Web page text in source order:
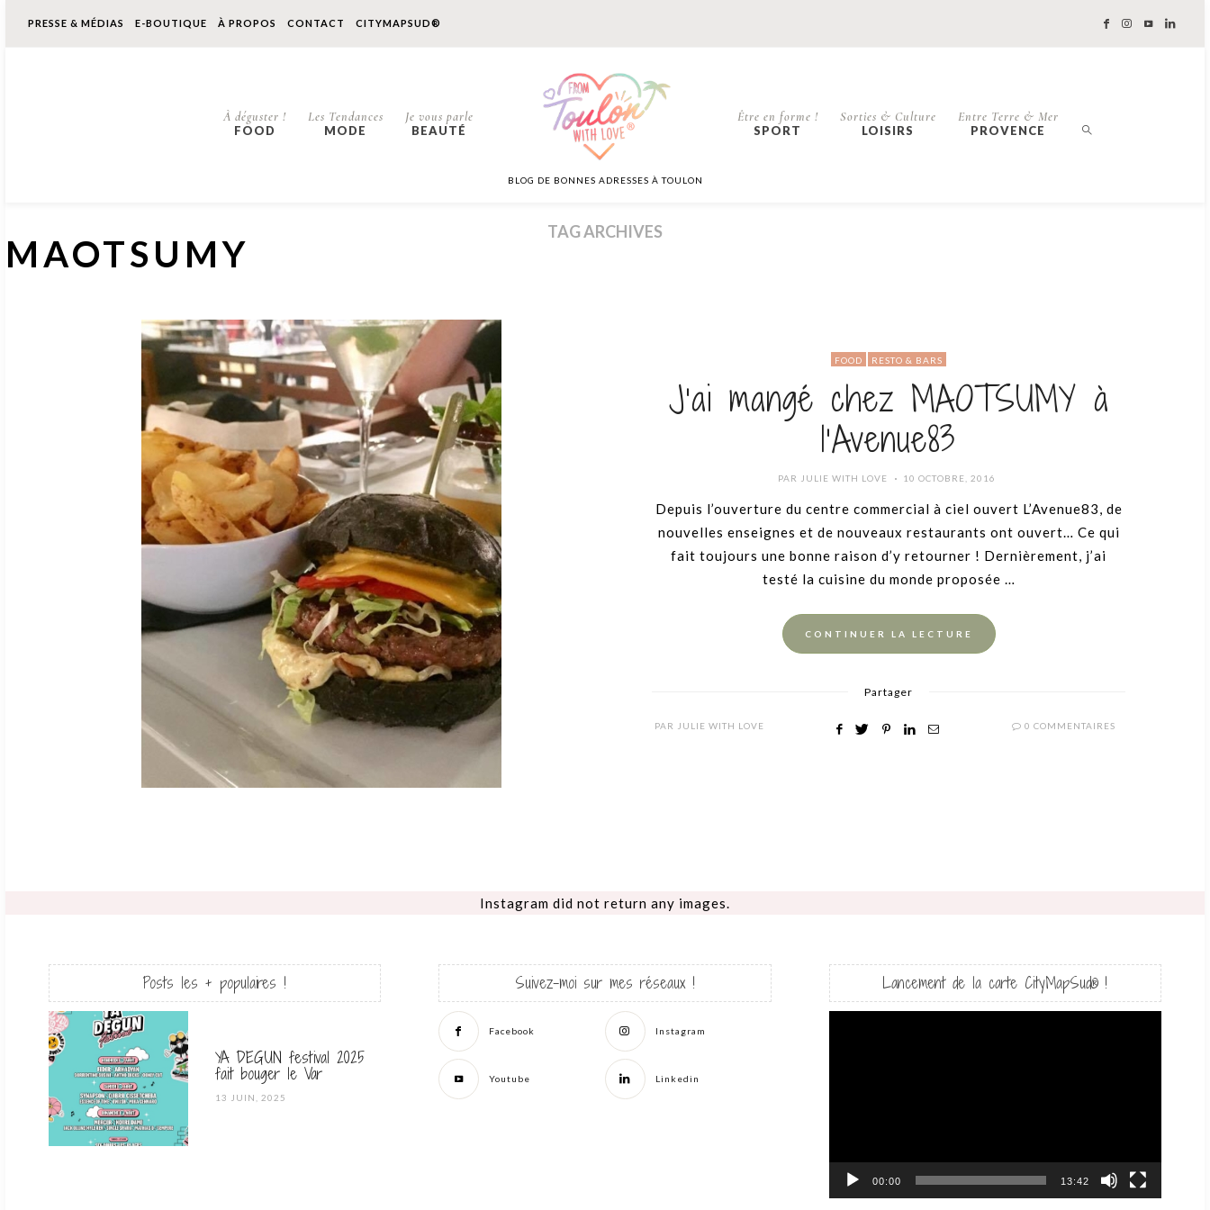
PRESSE & MÉDIAS E-BOUTIQUE À PROPOS CONTACT CITYMAPSUD®
À déguster !
FOOD
Les Tendances
MODE
Je vous parle
BEAUTÉ
BLOG DE BONNES ADRESSES À TOULON
Être en forme !
SPORT
Sorties & Culture
LOISIRS
Entre Terre & Mer
PROVENCE
TAG ARCHIVES
MAOTSUMY
FOOD RESTO & BARS
J’ai mangé chez MAOTSUMY à
l’Avenue83
PAR JULIE WITH LOVE
POSTED
10 OCTOBRE, 2016
Depuis l’ouverture du centre commercial à ciel ouvert L’Avenue83, de
nouvelles enseignes et de nouveaux restaurants ont ouvert… Ce qui
fait toujours une bonne raison d’y retourner ! Dernièrement, j’ai
testé la cuisine du monde proposée …
CONTINUER LA LECTURE
Partager
PAR JULIE WITH LOVE 0 COMMENTAIRES
Instagram did not return any images.
Posts les + populaires !
YA DEGUN festival 2025
fait bouger le Var
POSTED
13 JUIN, 2025
Suivez-moi sur mes réseaux !
Facebook Instagram
Youtube Linkedin
Lancement de la carte CityMapSud® !
00:00 13:42